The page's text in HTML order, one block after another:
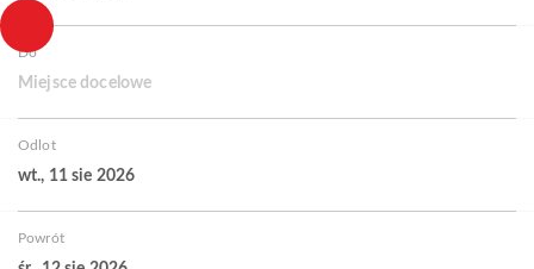
Do
Miejsce docelowe
Odlot
wt., 11 sie 2026
Powrót